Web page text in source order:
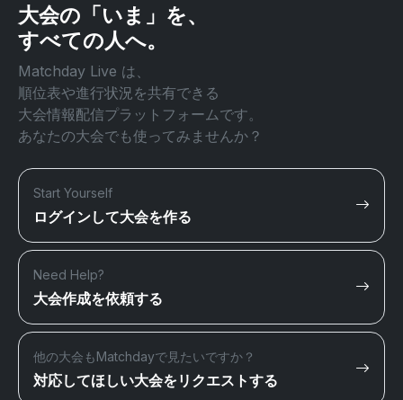
大会の「いま」を、
すべての人へ。
Matchday Live は、
順位表や進行状況を共有できる
大会情報配信プラットフォームです。
あなたの大会でも使ってみませんか？
Start Yourself
ログインして大会を作る
Need Help?
大会作成を依頼する
他の大会もMatchdayで見たいですか？
対応してほしい大会をリクエストする